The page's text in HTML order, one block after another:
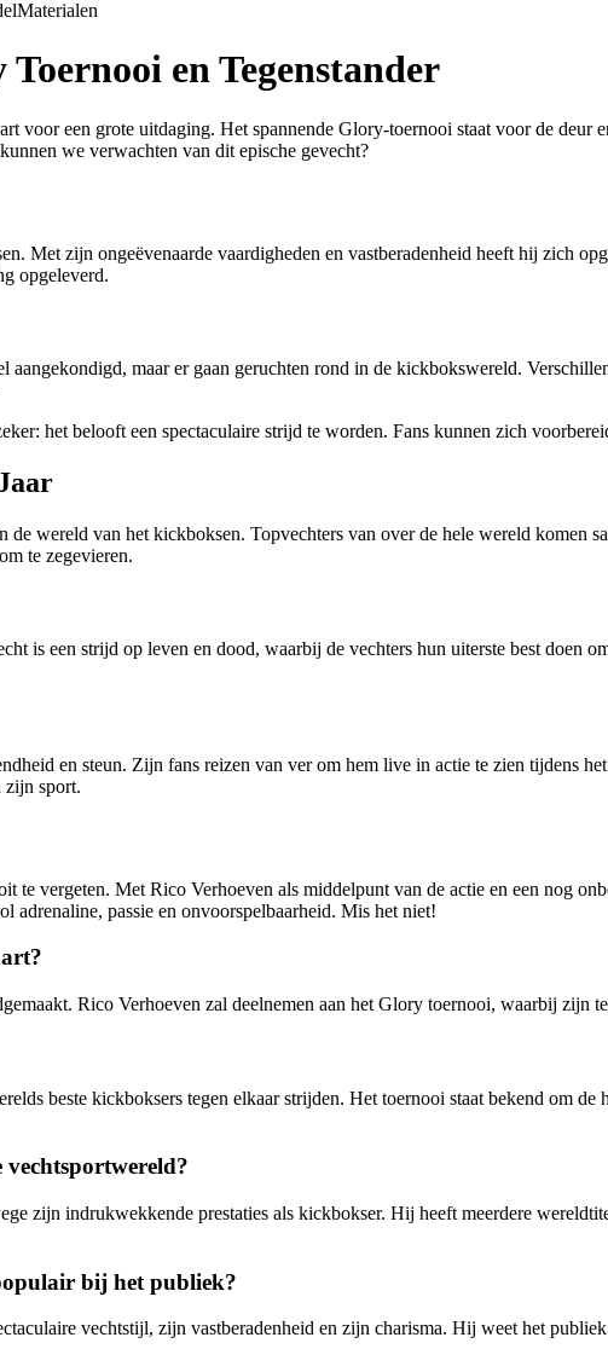
Materialen
en Tegenstander
voor een grote uitdaging. Het spannende Glory-toernooi staat voor de
we verwachten van dit epische gevecht?
Met zijn ongeëvenaarde vaardigheden en vastberadenheid heeft hij zich
opgeleverd.
maar er gaan geruchten rond in de kickbokswereld.
het belooft een spectaculaire strijd te worden. Fans kunnen zich
wereld van het kickboksen. Topvechters van over de hele wereld komen
te zegevieren.
is een strijd op leven en dood, waarbij de vechters hun uiterste best doen
en steun. Zijn fans reizen van ver om hem live in actie te zien tijdens
zijn sport.
vergeten. Met Rico Verhoeven als middelpunt van de actie en een nog
adrenaline, passie en onvoorspelbaarheid. Mis het niet!
Rico Verhoeven zal deelnemen aan het Glory toernooi, waarbij zijn
beste kickboksers tegen elkaar strijden. Het toernooi staat bekend om
vechtsportwereld?
zijn indrukwekkende prestaties als kickbokser. Hij heeft meerdere
bij het publiek?
vechtstijl, zijn vastberadenheid en zijn charisma. Hij weet het